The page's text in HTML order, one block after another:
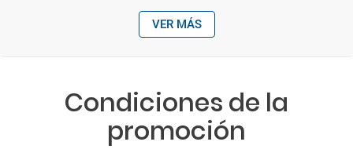
VER MÁS
Condiciones de la
promoción